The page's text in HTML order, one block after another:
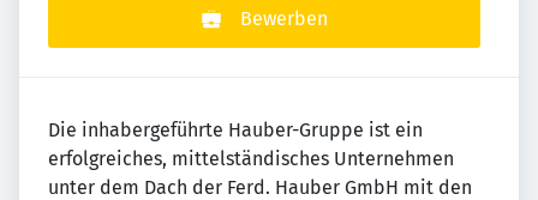
Bewerben
Die inhabergeführte Hauber-Gruppe ist ein
erfolgreiches, mittelständisches Unternehmen
unter dem Dach der Ferd. Hauber GmbH mit den